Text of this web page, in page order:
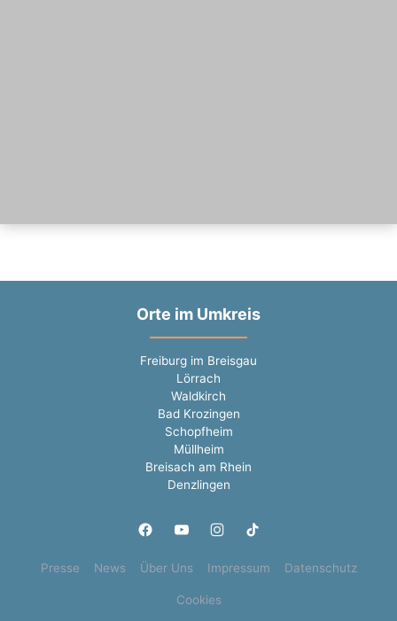
Orte im Umkreis
Freiburg im Breisgau
Lörrach
Waldkirch
Bad Krozingen
Schopfheim
Müllheim
Breisach am Rhein
Denzlingen
Presse News Über Uns Impressum Datenschutz
Cookies